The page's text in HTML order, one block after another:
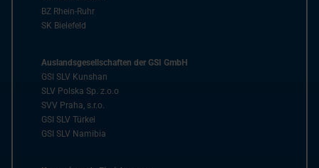
BZ Rhein-Ruhr
SK Bielefeld
Auslandsgesellschaften der GSI GmbH
GSI SLV Kunshan
SLV Polska Sp. z.o.o
SVV Praha, s.r.o.
GSI SLV Türkei
GSI SLV Namibia